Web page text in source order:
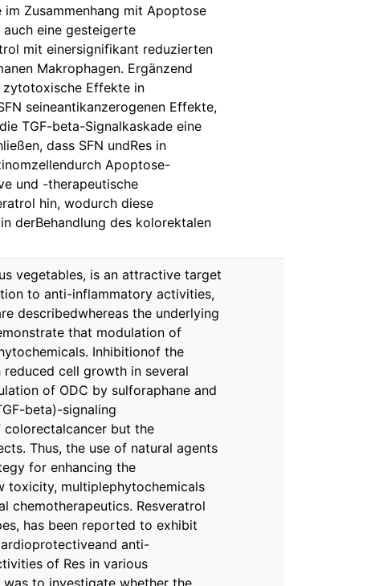
Zusammenhang mit Apoptose
eine gesteigerte
mit einersignifikant reduzierten
Makrophagen. Ergänzend
zytotoxische Effekte in
seineantikanzerogenen Effekte,
TGF-beta-Signalkaskade eine
dass SFN undRes in
Apoptose-
und -therapeutische
hin, wodurch diese
derBehandlung des kolorektalen
vegetables, is an attractive target
to anti-inflammatory activities,
describedwhereas the underlying
that modulation of
Inhibitionof the
cell growth in several
of ODC by sulforaphane and
beta)-signaling
but the
Thus, the use of natural agents
for enhancing the
toxicity, multiplephytochemicals
chemotherapeutics. Resveratrol
has been reported to exhibit
anti-
of Res in various
to investigate whether the